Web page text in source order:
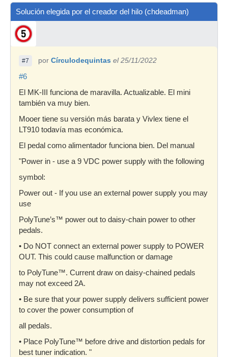
Solución elegida por el creador del hilo (chdeadman)
#7 por Círculodequintas el 25/11/2022
#6
El MK-III funciona de maravilla. Actualizable. El mini
también va muy bien.
Mooer tiene su versión más barata y Vivlex tiene el
LT910 todavía mas económica.
El pedal como alimentador funciona bien. Del manual
"Power in - use a 9 VDC power supply with the following
symbol:
Power out - If you use an external power supply you may
use
PolyTune’s™ power out to daisy-chain power to other
pedals.
• Do NOT connect an external power supply to POWER
OUT. This could cause malfunction or damage
to PolyTune™. Current draw on daisy-chained pedals
may not exceed 2A.
• Be sure that your power supply delivers sufficient power
to cover the power consumption of
all pedals.
• Place PolyTune™ before drive and distortion pedals for
best tuner indication. "